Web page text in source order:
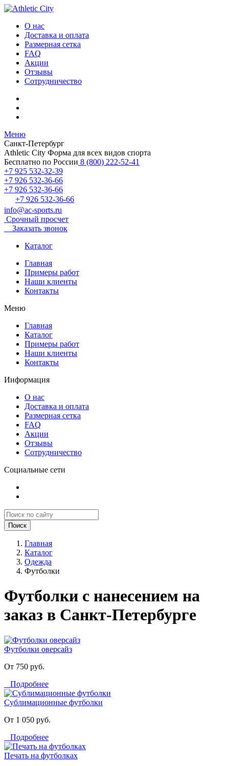
О нас
Доставка и оплата
Размерная сетка
FAQ
Акции
Отзывы
Сотрудничество
Меню
Санкт-Петербург
Athletic City Форма для всех видов спорта
Бесплатно по России 8 (800) 222-52-41
+7 925 532-32-39
+7 926 532-36-66
+7 926 532-36-66
+7 926 532-36-66
info@ac-sports.ru
Срочный просчет
Заказать звонок
Каталог
Главная
Примеры работ
Наши клиенты
Контакты
Меню
Главная
Каталог
Примеры работ
Наши клиенты
Контакты
Информация
О нас
Доставка и оплата
Размерная сетка
FAQ
Акции
Отзывы
Сотрудничество
Социальные сети
Поиск
Главная
Каталог
Одежда
Футболки
Футболки с нанесением на
заказ в Санкт-Петербурге
Футболки оверсайз
От 750 руб.
Подробнее
Сублимационные футболки
От 1 050 руб.
Подробнее
Печать на футболках